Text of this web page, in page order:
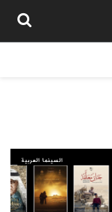
السينما العربية